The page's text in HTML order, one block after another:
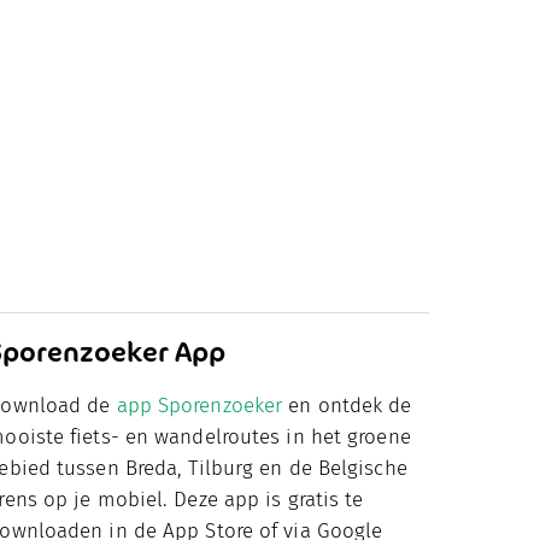
App
de app Sporenzoeker en ontdek de
fiets- en wandelroutes in het groene
tussen Breda, Tilburg en de Belgische
op je mobiel. Deze app is gratis te
in de App Store of via Google